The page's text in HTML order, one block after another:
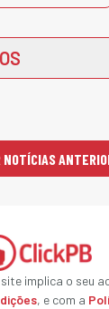
NOTÍCIAS
implica o seu
, e com a